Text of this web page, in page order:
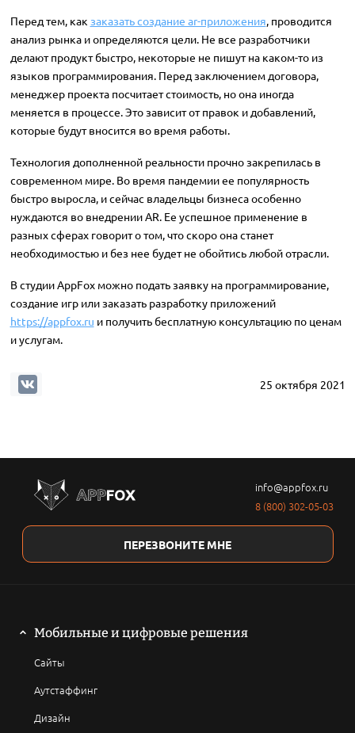
Перед тем, как заказать создание ar-приложения, проводится
анализ рынка и определяются цели. Не все разработчики
делают продукт быстро, некоторые не пишут на каком-то из
языков программирования. Перед заключением договора,
менеджер проекта посчитает стоимость, но она иногда
меняется в процессе. Это зависит от правок и добавлений,
которые будут вносится во время работы.
Технология дополненной реальности прочно закрепилась в
современном мире. Во время пандемии ее популярность
быстро выросла, и сейчас владельцы бизнеса особенно
нуждаются во внедрении AR. Ее успешное применение в
разных сферах говорит о том, что скоро она станет
необходимостью и без нее будет не обойтись любой отрасли.
В студии AppFox можно подать заявку на программирование,
создание игр или заказать разработку приложений
https://appfox.ru и получить бесплатную консультацию по ценам
и услугам.
25 октября 2021
info@appfox.ru
8 (800) 302-05-03
ПЕРЕЗВОНИТЕ МНЕ
Мобильные и цифровые решения
Сайты
Аутстаффинг
Дизайн